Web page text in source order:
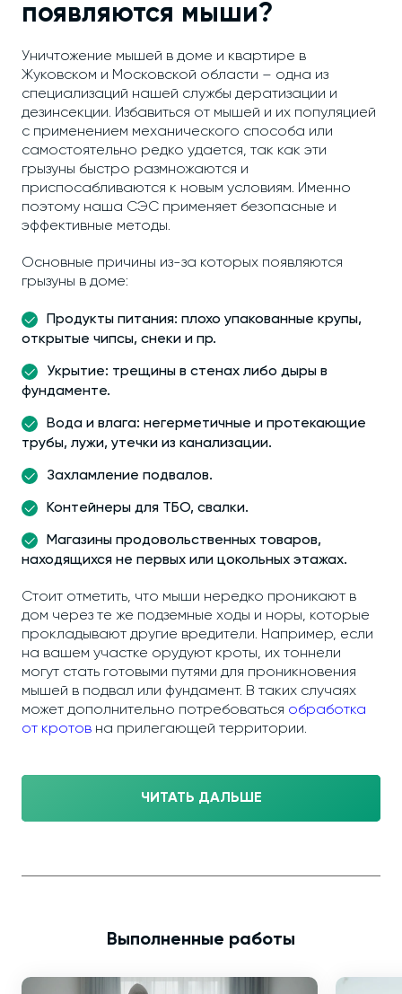
появляются мыши?
Уничтожение мышей в доме и квартире в
Жуковском и Московской области – одна из
специализаций нашей службы дератизации и
дезинсекции. Избавиться от мышей и их популяцией
с применением механического способа или
самостоятельно редко удается, так как эти
грызуны быстро размножаются и
приспосабливаются к новым условиям. Именно
поэтому наша СЭС применяет безопасные и
эффективные методы.
Основные причины из-за которых появляются
грызуны в доме:
Продукты питания: плохо упакованные крупы,
открытые чипсы, снеки и пр.
Укрытие: трещины в стенах либо дыры в
фундаменте.
Вода и влага: негерметичные и протекающие
трубы, лужи, утечки из канализации.
Захламление подвалов.
Контейнеры для ТБО, свалки.
Магазины продовольственных товаров,
находящихся не первых или цокольных этажах.
Стоит отметить, что мыши нередко проникают в
дом через те же подземные ходы и норы, которые
прокладывают другие вредители. Например, если
на вашем участке орудуют кроты, их тоннели
могут стать готовыми путями для проникновения
мышей в подвал или фундамент. В таких случаях
может дополнительно потребоваться обработка
от кротов на прилегающей территории.
ЧИТАТЬ ДАЛЬШЕ
Выполненные работы